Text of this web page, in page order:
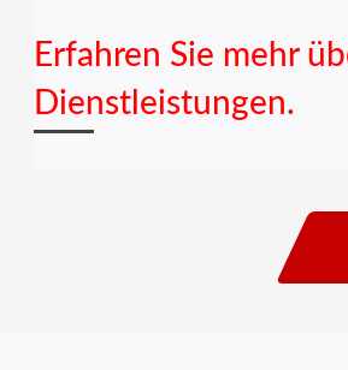
Erfahren Sie mehr
Dienstleistungen.